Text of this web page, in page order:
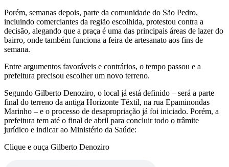
Porém, semanas depois, parte da comunidade do São Pedro,
incluindo comerciantes da região escolhida, protestou contra a
decisão, alegando que a praça é uma das principais áreas de lazer do
bairro, onde também funciona a feira de artesanato aos fins de
semana.
Entre argumentos favoráveis e contrários, o tempo passou e a
prefeitura precisou escolher um novo terreno.
Segundo Gilberto Denoziro, o local já está definido – será a parte
final do terreno da antiga Horizonte Têxtil, na rua Epaminondas
Marinho – e o processo de desapropriação já foi iniciado. Porém, a
prefeitura tem até o final de abril para concluir todo o trâmite
jurídico e indicar ao Ministério da Saúde:
Clique e ouça Gilberto Denoziro